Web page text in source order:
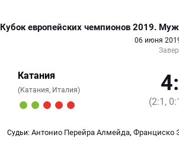
Кубок европейских чемпионов 2019.
06 июня
Катания
(Катания, Италия)
(2:1,
Судьи: Антонио Перейра Алмейда, Франциско